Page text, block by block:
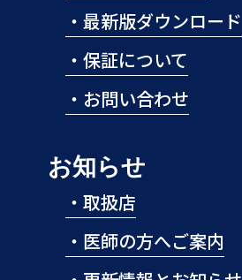
・ 最新版ダウンロード
・ 保証について
・ お問い合わせ
お知らせ
・ 取扱店
・ 医師の方へご案内